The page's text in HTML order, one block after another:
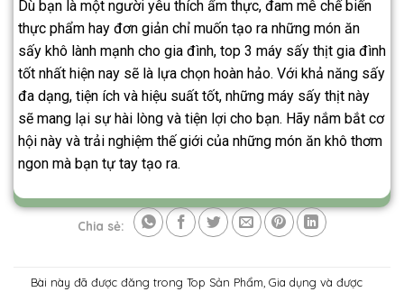
Dù bạn là một người yêu thích ẩm thực, đam mê chế biến
thực phẩm hay đơn giản chỉ muốn tạo ra những món ăn
sấy khô lành mạnh cho gia đình, top 3 máy sấy thịt gia đình
tốt nhất hiện nay sẽ là lựa chọn hoàn hảo. Với khả năng sấy
đa dạng, tiện ích và hiệu suất tốt, những máy sấy thịt này
sẽ mang lại sự hài lòng và tiện lợi cho bạn. Hãy nắm bắt cơ
hội này và trải nghiệm thế giới của những món ăn khô thơm
ngon mà bạn tự tay tạo ra.
Chia sẻ:
Bài này đã được đăng trongTop Sản Phẩm ,Gia dụng và được